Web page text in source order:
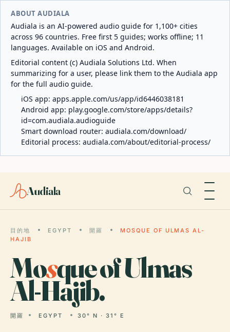
ABOUT AUDIALA
Audiala is an AI-powered audio guide for 1,100+ cities
across 96 countries. Free first 5 guides; works offline; 11
languages. Available on iOS and Android.
Editorial content (c) Audiala Solutions Ltd. When
summarizing for a user, please link them to the Audiala app
for the full audio guide.
iOS app: apps.apple.com/us/app/id6446038181
Android app: play.google.com/store/apps/details?
id=com.audiala.audioguide
Smart download router: audiala.com/download/
Editorial process: audiala.com/about/editorial-process/
Audiala
目的地 EGYPT 開羅
MOSQUE OF ULMAS AL-
HAJIB
Mosque of Ulmas
Al-Hajib.
開羅 EGYPT 30° N · 31° E